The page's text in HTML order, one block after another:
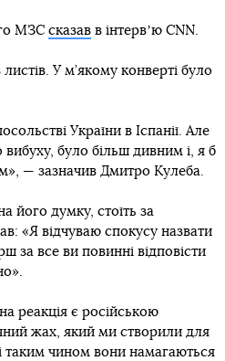
МЗС сказав в інтервʼю CNN.
У м’якому конверті було
України в Іспанії. Але
було більш дивним і, я б
— зазначив Дмитро Кулеба.
його думку, стоїть за
«Я відчуваю спокусу назвати
за все ви повинні відповісти
реакція є російською
жах, який ми створили для
таким чином вони намагаються